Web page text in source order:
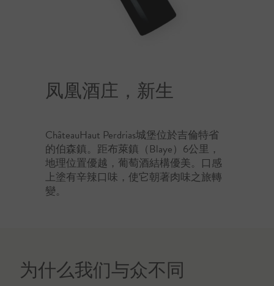
凤凰酒庄，新生
ChâteauHaut Perdrias城堡位於吉倫特省
的伯森鎮。距布萊鎮（Blaye）6公里，
地理位置優越，葡萄酒結構優美。口感
上塗有辛辣口味，使它朝著肉味之旅轉
變。
为什么我们与众不同